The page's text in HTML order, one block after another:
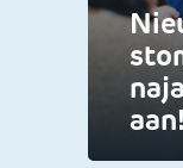
aan!